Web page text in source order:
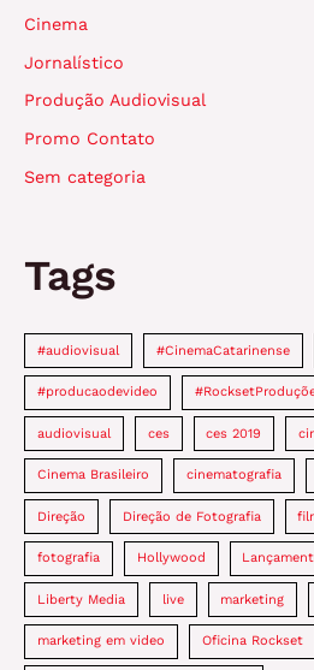
para
Cinema
Brasileiro
Cinema
Jornalístico
Produção Audiovisual
Promo Contato
Sem categoria
Tags
#audiovisual #CinemaCatarinense
#producaodevideo
audiovisual ces ces 2019
Cinema Brasileiro cinematografia
Direção Direção de Fotografia
fotografia Hollywood
Liberty Media live marketing
marketing em video Oficina Rockset